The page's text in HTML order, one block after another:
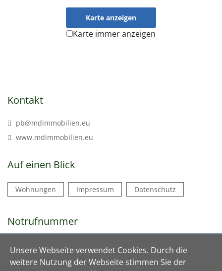
Unsere Webseite verwendet Cookies. Durch die
weitere Nutzung der Webseite stimmen Sie der
Karte anzeigen
Karte immer anzeigen
Kontakt
pb@mdimmobilien.eu
www.mdimmobilien.eu
Auf einen Blick
Wohnungen Impressum Datenschutz
Notrufnummer
05292 - 988 96 96